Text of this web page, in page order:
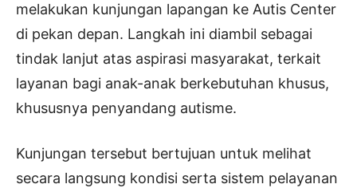
melakukan kunjungan lapangan ke Autis Center
di pekan depan. Langkah ini diambil sebagai
tindak lanjut atas aspirasi masyarakat, terkait
layanan bagi anak-anak berkebutuhan khusus,
khususnya penyandang autisme.
Kunjungan tersebut bertujuan untuk melihat
secara langsung kondisi serta sistem pelayanan